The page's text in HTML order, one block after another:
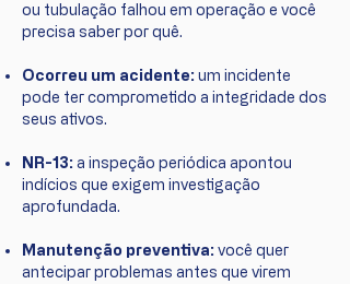
ou tubulação falhou em operação e você
precisa saber por quê.
Ocorreu um acidente: um incidente
pode ter comprometido a integridade dos
seus ativos.
NR-13: a inspeção periódica apontou
indícios que exigem investigação
aprofundada.
Manutenção preventiva: você quer
antecipar problemas antes que virem